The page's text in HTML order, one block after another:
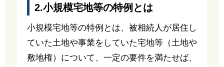
2.小規模宅地等の特例とは
小規模宅地等の特例とは、被相続人が居住し
ていた土地や事業をしていた宅地等（土地や
敷地権）について、一定の要件を満たせば、